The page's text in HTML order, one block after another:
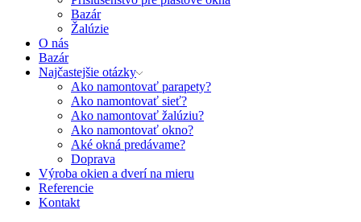
Bazár
Žalúzie
O nás
Bazár
Najčastejšie otázky
Ako namontovať parapety?
Ako namontovať sieť?
Ako namontovať žalúziu?
Ako namontovať okno?
Aké okná predávame?
Doprava
Výroba okien a dverí na mieru
Referencie
Kontakt